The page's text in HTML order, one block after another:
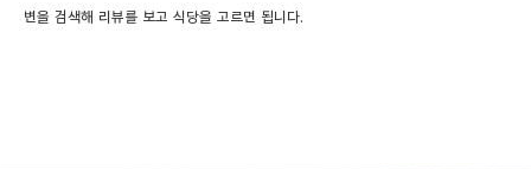
변을 검색해 리뷰를 보고 식당을 고르면 됩니다.